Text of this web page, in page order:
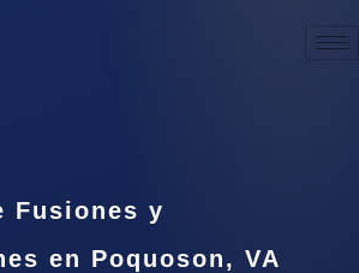
Fusiones y
en Poquoson, VA